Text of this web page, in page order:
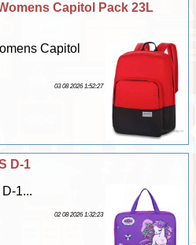
Capitol Pack 23L
Capitol
03 08 2026 1:52:27
D-1
1...
02 08 2026 1:32:23